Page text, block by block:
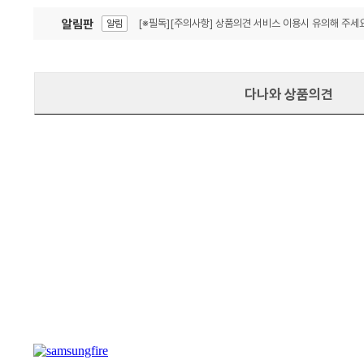
알림판 알림 [※필독][주의사항] 상품의견 서비스 이용시 유의해 주세
다나와 상품의견